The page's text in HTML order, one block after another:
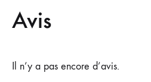
Avis
Il n’y a pas encore d’avis.